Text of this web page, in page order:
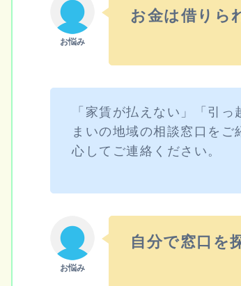
お金は借りら
「家賃が払えない」「引
まいの地域の相談窓口を
心してご連絡ください。
自分で窓口を